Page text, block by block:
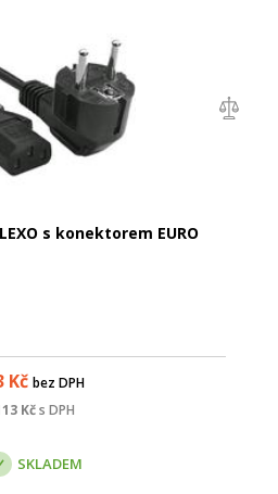
s konektorem EURO
Kč bez DPH
Kčs DPH
SKLADEM